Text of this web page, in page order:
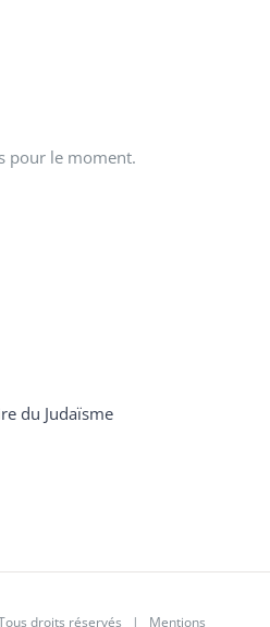
pour le moment.
du Judaïsme
droits réservés | Mentions